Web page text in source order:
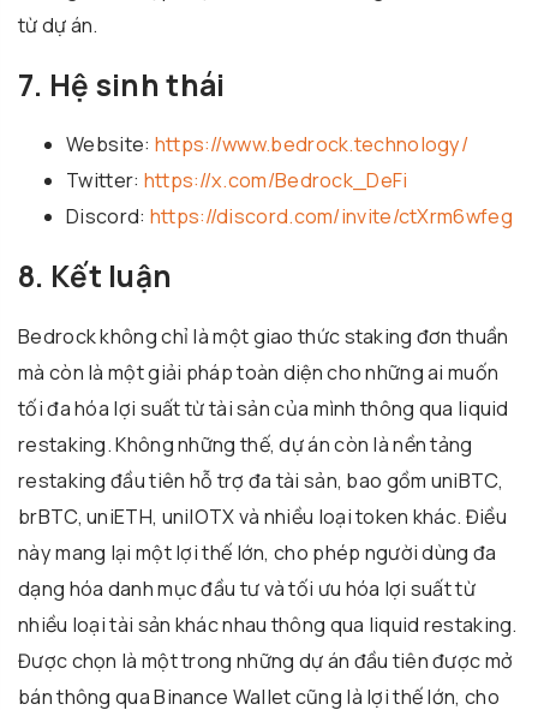
từ dự án.
7. Hệ sinh thái
Website: https://www.bedrock.technology/
Twitter: https://x.com/Bedrock_DeFi
Discord: https://discord.com/invite/ctXrm6wfeg
8. Kết luận
Bedrock không chỉ là một giao thức staking đơn thuần
mà còn là một giải pháp toàn diện cho những ai muốn
tối đa hóa lợi suất từ tài sản của mình thông qua liquid
restaking. Không những thế, dự án còn là nền tảng
restaking đầu tiên hỗ trợ đa tài sản, bao gồm uniBTC,
brBTC, uniETH, uniIOTX và nhiều loại token khác. Điều
này mang lại một lợi thế lớn, cho phép người dùng đa
dạng hóa danh mục đầu tư và tối ưu hóa lợi suất từ
nhiều loại tài sản khác nhau thông qua liquid restaking.
Được chọn là một trong những dự án đầu tiên được mở
bán thông qua Binance Wallet cũng là lợi thế lớn, cho